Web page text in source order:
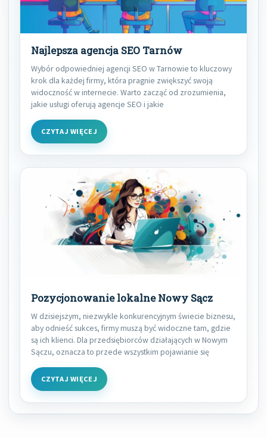
Najlepsza agencja SEO Tarnów
Wybór odpowiedniej agencji SEO w Tarnowie to kluczowy
krok dla każdej firmy, która pragnie zwiększyć swoją
widoczność w internecie. Warto zacząć od zrozumienia,
jakie usługi oferują agencje SEO i jakie
CZYTAJ WIĘCEJ
Pozycjonowanie lokalne Nowy Sącz
W dzisiejszym, niezwykle konkurencyjnym świecie biznesu,
aby odnieść sukces, firmy muszą być widoczne tam, gdzie
są ich klienci. Dla przedsiębiorców działających w Nowym
Sączu, oznacza to przede wszystkim pojawianie się
CZYTAJ WIĘCEJ